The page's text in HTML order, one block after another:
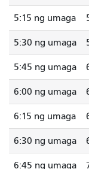
5:15 ng umaga
5:30 ng umaga
5:45 ng umaga
6:00 ng umaga
6:15 ng umaga
6:30 ng umaga
6:45 ng umaga